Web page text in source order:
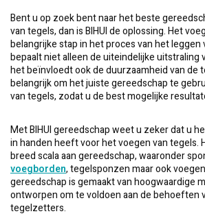
Bent u op zoek bent naar het beste
van tegels, dan is BIHUI de oplossing. Het
belangrijke stap in het proces van het leggen
bepaalt niet alleen de uiteindelijke uitstraling
het beïnvloedt ook de duurzaamheid van de
belangrijk om het juiste gereedschap te
van tegels, zodat u de best mogelijke
Met BIHUI gereedschap weet u zeker dat u
in handen heeft voor het voegen van tegels.
breed scala aan gereedschap, waaronder
voegborden, tegelsponzen maar ook
gereedschap is gemaakt van hoogwaardige
ontworpen om te voldoen aan de behoeften
tegelzetters.